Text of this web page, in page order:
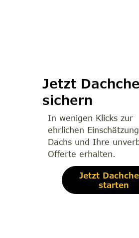
Jetzt
sichern
In wenigen Klicks zur
ehrlichen
Dachs und Ihre
Offerte erhalten.
Jetzt
starten